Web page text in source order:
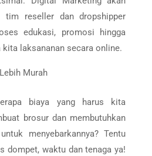
tim reseller dan dropshipper
edukasi, promosi hingga
kita laksananan secara online.
Murah
biaya yang harus kita
brosur dan membutuhkan
menyebarkannya? Tentu
dompet, waktu dan tenaga ya!